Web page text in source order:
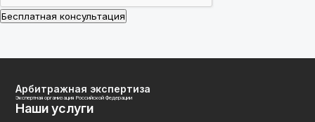
Бесплатная консультация
Арбитражная экспертиза
Экспертная организация Российской Федерации
Наши услуги